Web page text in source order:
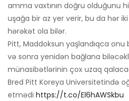
amma vaxtının doğru olduğunu
uşağa bir az yer verir, bu da hər
hərəkət ola bilər.
Pitt, Maddoksun yaşlandıqca onu
və sonra yenidən bağlana
münasibətlərinin çox uzaq
Bred Pitt Koreya Universitetində
etmədi https://t.co/El6hAWSkbu